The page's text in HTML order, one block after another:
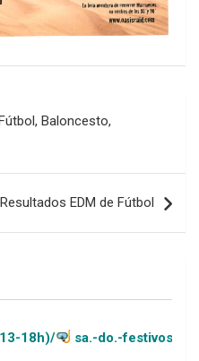
Baloncesto,
Resultados EDM de Fútbol
sa.-do.-festivos (11-20h)